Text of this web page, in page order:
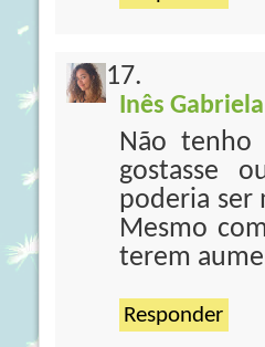
Inês
Não tenho
gostasse
poderia ser
Mesmo
terem
Responder